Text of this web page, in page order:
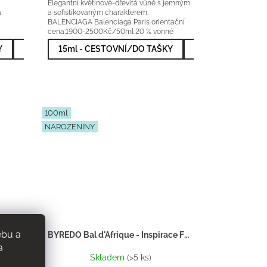
a
- NEJVÝHODNĚJŠÍ
50ml - NEJPRODÁVANĚJŠÍ 100ml - NEJVÝHODNĚJŠÍ
Elegantní květinově-dřevitá vůně s jemným
a sofistikovaným charakterem.
BALENCIAGA Balenciaga Paris orientační
cena:1900-2500Kč/50ml 20 % vonné
esence
15ml - CESTOVNÍ/DO TAŠKY
LOUIS VUITTON Heures d'Absence - Inpirace F083
100ml
NAROZENINY
BYREDO Bal d'Afrique - Inspirace F080
Skladem (>5 ks)